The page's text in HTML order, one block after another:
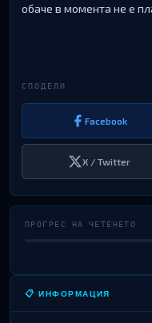
oбaчe в мoмeнтa нe e
СПОДЕЛИ
Facebook
X / Twitter
ПРОГРЕС НА ЧЕТЕНЕТО
📋 ИНФОРМАЦИЯ